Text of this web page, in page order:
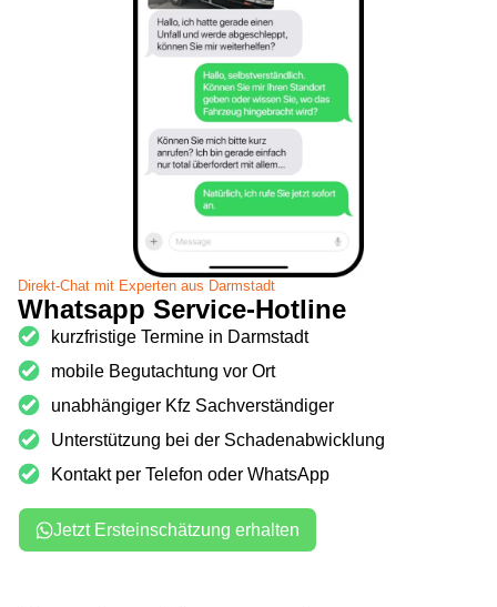
Direkt-Chat mit Experten aus Darmstadt
Whatsapp Service-Hotline
kurzfristige Termine in Darmstadt
mobile Begutachtung vor Ort
unabhängiger Kfz Sachverständiger
Unterstützung bei der Schadenabwicklung
Kontakt per Telefon oder WhatsApp
Jetzt Ersteinschätzung erhalten